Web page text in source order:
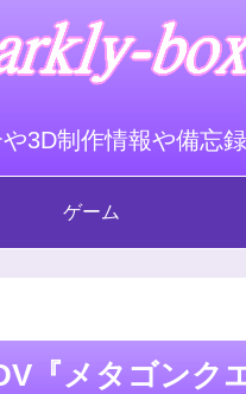
3D制作情報や備忘
ゲーム
『メタゴンク